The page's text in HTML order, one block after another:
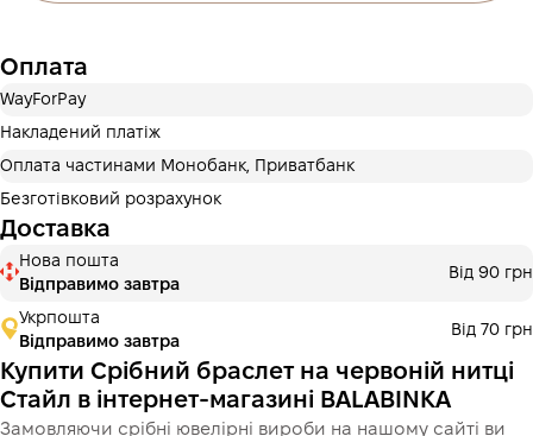
Оплату можна розділити на 2 або 3 платежі. Без
додаткових комісій для покупців. Кількість платежів
обирається на кроці оплати в корзині.
х 303.33 ₴= 910 ₴
Це ще не оформлення кредитного договору. Ви просто
переходите до наступного кроку.
Оплата
WayForPay
Накладений платіж
Оплата частинами Монобанк, Приватбанк
Безготівковий розрахунок
Доставка
Нова пошта
Відправимо завтра
Від 90 грн
Укрпошта
Відправимо завтра
Від 70 грн
Купити Срібний браслет на червоній нитці
Стайл в інтернет-магазині BALABINKA
Замовляючи срібні ювелірні вироби на нашому сайті ви